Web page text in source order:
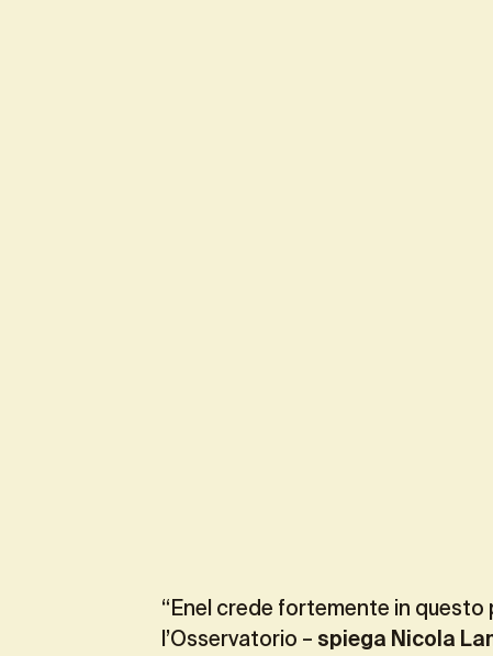
“Enel crede fortemente in
l’Osservatorio – spiega Nicola